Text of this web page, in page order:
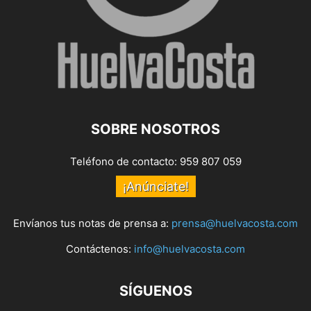
SOBRE NOSOTROS
Teléfono de contacto: 959 807 059
¡Anúnciate!
Envíanos tus notas de prensa a: prensa@huelvacosta.com
Contáctenos: info@huelvacosta.com
SÍGUENOS